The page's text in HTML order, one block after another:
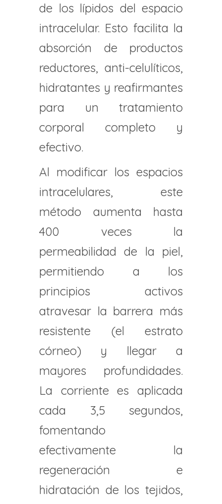
de los lípidos del espacio
intracelular. Esto facilita la
absorción de productos
reductores, anti-celulíticos,
hidratantes y reafirmantes
para un tratamiento
corporal completo y
efectivo.
Al modificar los espacios
intracelulares, este
método aumenta hasta
400 veces la
permeabilidad de la piel,
permitiendo a los
principios activos
atravesar la barrera más
resistente (el estrato
córneo) y llegar a
mayores profundidades.
La corriente es aplicada
cada 3,5 segundos,
fomentando
efectivamente la
regeneración e
hidratación de los tejidos,